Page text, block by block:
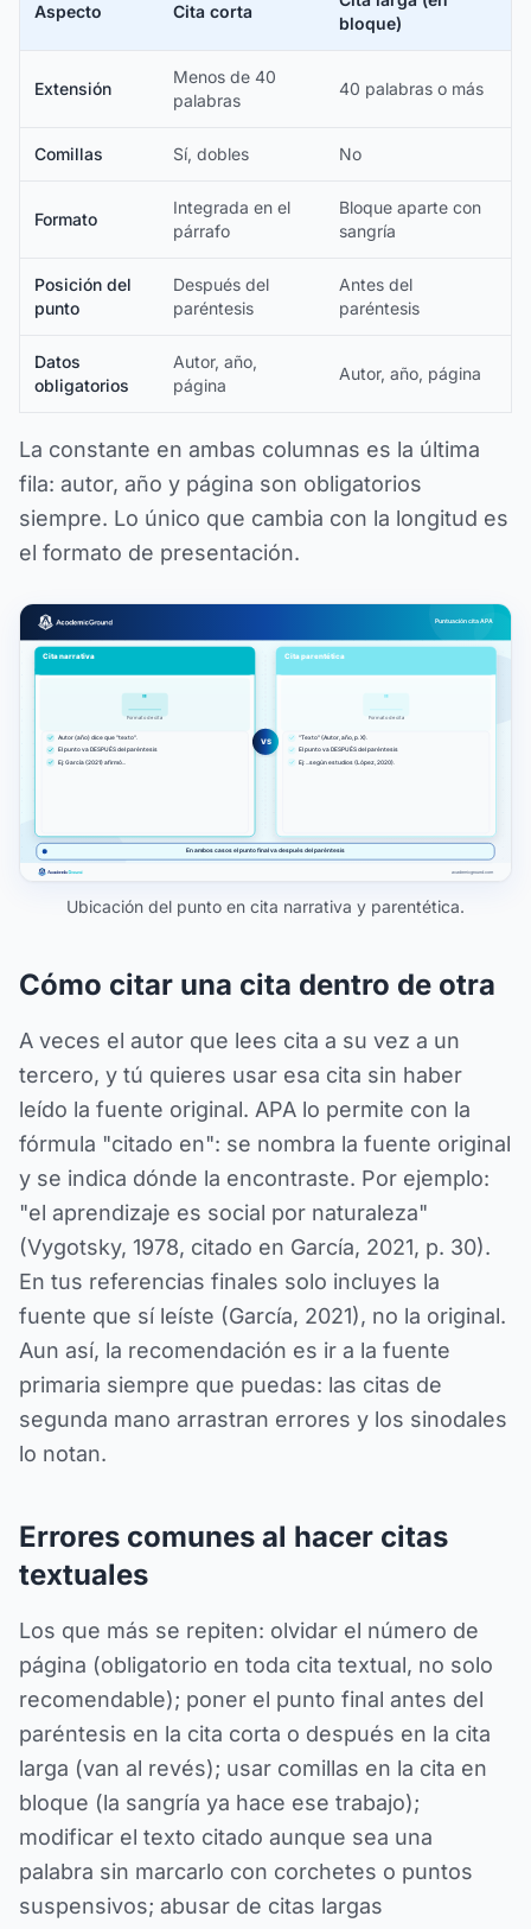
Aspecto Cita corta
bloque)
Extensión
Menos de 40
palabras
40 palabras o más
Comillas Sí, dobles No
Formato
Integrada en el
párrafo
Bloque aparte con
sangría
Posición del
punto
Después del
paréntesis
Antes del
paréntesis
Datos
obligatorios
Autor, año,
página
Autor, año, página
La constante en ambas columnas es la última
fila: autor, año y página son obligatorios
siempre. Lo único que cambia con la longitud es
el formato de presentación.
Ubicación del punto en cita narrativa y parentética.
Cómo citar una cita dentro de otra
A veces el autor que lees cita a su vez a un
tercero, y tú quieres usar esa cita sin haber
leído la fuente original. APA lo permite con la
fórmula "citado en": se nombra la fuente original
y se indica dónde la encontraste. Por ejemplo:
"el aprendizaje es social por naturaleza"
(Vygotsky, 1978, citado en García, 2021, p. 30).
En tus referencias finales solo incluyes la
fuente que sí leíste (García, 2021), no la original.
Aun así, la recomendación es ir a la fuente
primaria siempre que puedas: las citas de
segunda mano arrastran errores y los sinodales
lo notan.
Errores comunes al hacer citas
textuales
Los que más se repiten: olvidar el número de
página (obligatorio en toda cita textual, no solo
recomendable); poner el punto final antes del
paréntesis en la cita corta o después en la cita
larga (van al revés); usar comillas en la cita en
bloque (la sangría ya hace ese trabajo);
modificar el texto citado aunque sea una
palabra sin marcarlo con corchetes o puntos
suspensivos; abusar de citas largas